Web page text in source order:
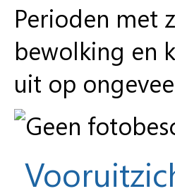
Perioden met
bewolking en
uit op